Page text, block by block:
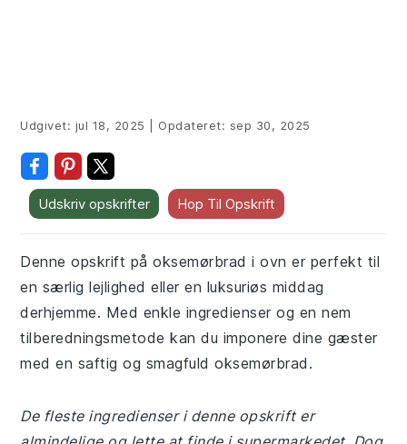
Udgivet: jul 18, 2025 Opdateret: sep 30, 2025
Udskriv opskrifter Hop Til Opskrift
Denne opskrift på oksemørbrad i ovn er perfekt til
en særlig lejlighed eller en luksuriøs middag
derhjemme. Med enkle ingredienser og en nem
tilberedningsmetode kan du imponere dine gæster
med en saftig og smagfuld oksemørbrad.
De fleste ingredienser i denne opskrift er